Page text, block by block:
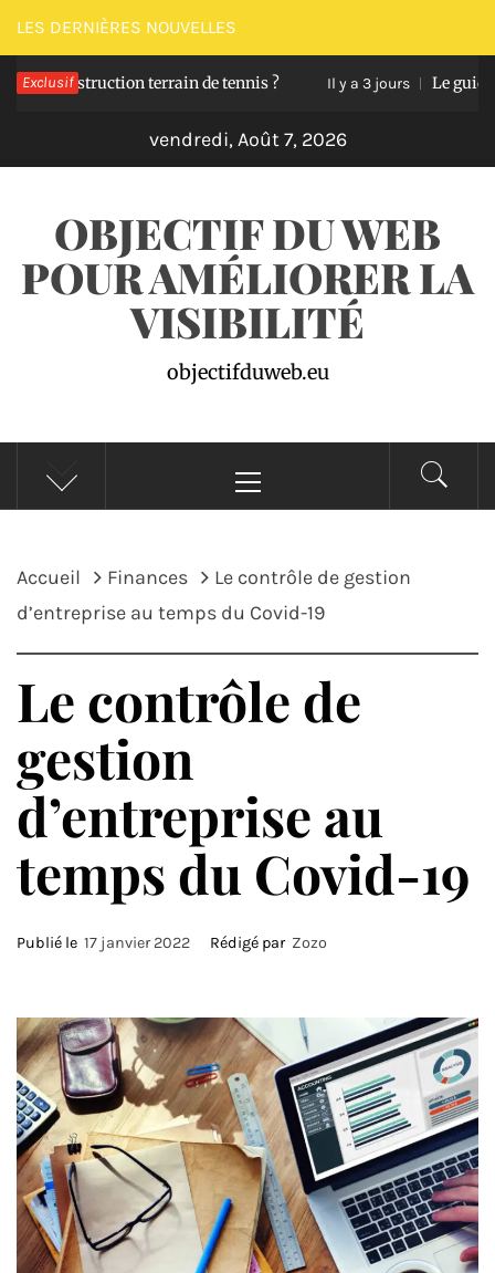
Passer
au
contenu
LES DERNIÈRES NOUVELLES
Exclusif terrain de tennis ? Il y a 3 jours Le guide pour
vendredi, Août 7, 2026
OBJECTIF DU WEB
POUR AMÉLIORER LA
VISIBILITÉ
objectifduweb.eu
principal
Accueil Finances
Le contrôle de gestion
d’entreprise au temps du Covid-19
Le contrôle de
gestion
d’entreprise au
temps du Covid-19
Publié le 17 janvier 2022 Rédigé par Zozo